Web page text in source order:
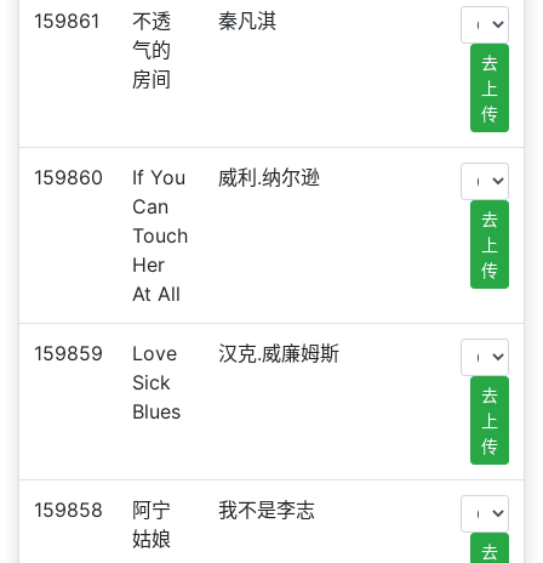
159861
不透
气的
房间
秦凡淇
去
上
传
159860
If You
Can
Touch
Her
At All
威利.纳尔逊
去
上
传
159859
Love
Sick
Blues
汉克.威廉姆斯
去
上
传
159858
阿宁
姑娘
我不是李志
去